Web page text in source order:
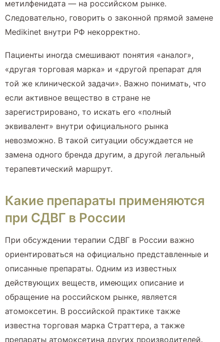
метилфенидата — на российском рынке.
Следовательно, говорить о законной прямой замене
Medikinet внутри РФ некорректно.
Пациенты иногда смешивают понятия «аналог»,
«другая торговая марка» и «другой препарат для
той же клинической задачи». Важно понимать, что
если активное вещество в стране не
зарегистрировано, то искать его «полный
эквивалент» внутри официального рынка
невозможно. В такой ситуации обсуждается не
замена одного бренда другим, а другой легальный
терапевтический маршрут.
Какие препараты применяются
при СДВГ в России
При обсуждении терапии СДВГ в России важно
ориентироваться на официально представленные и
описанные препараты. Одним из известных
действующих веществ, имеющих описание и
обращение на российском рынке, является
атомоксетин. В российской практике также
известна торговая марка Страттера, а также
препараты атомоксетина других производителей.